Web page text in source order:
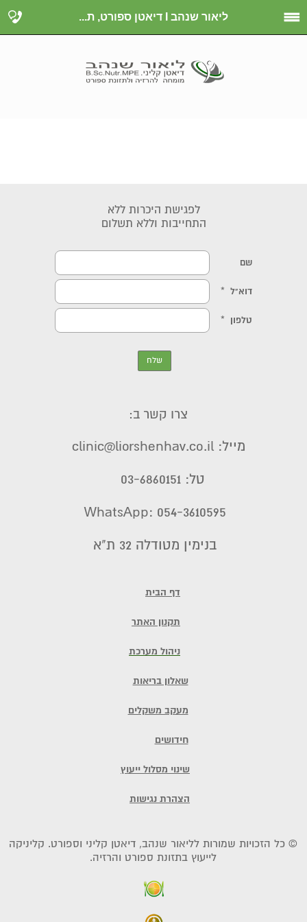
ליאור שנהב I דיאטן ספורט, ת...
© כל הזכויות שמורות לליאור שנהב, דיאטן קליני וספורט. קליניקה
לייעוץ בתזונת ספורט והרזיה.
דף הבית
תקנון האתר
ניהול מערכת
שאלון בריאות
מעקב משקלים
חידושים
שינוי מסלול ייעוץ
הצהרת נגישות
לפגישת היכרות ללא
התחייבות וללא תשלום
בנימין מטודלה 32 ת"א
צרו קשר ב:
מייל: clinic@liorshenhav.co.il
טל: 03-6860151
WhatsApp: 054-3610595